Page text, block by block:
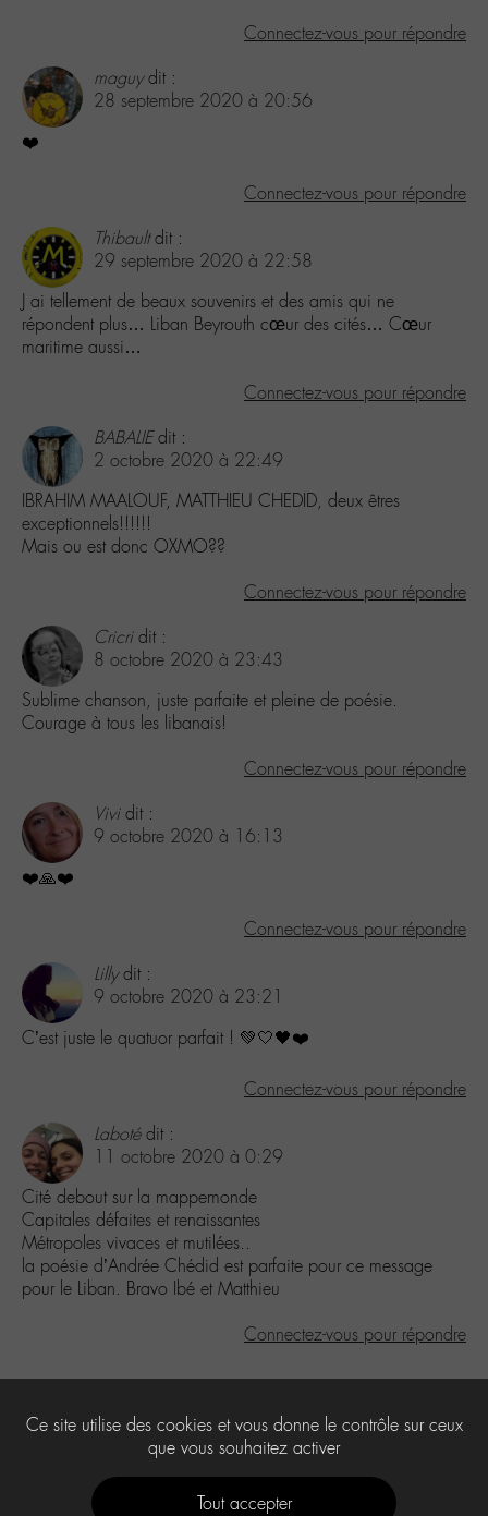
Connectez-vous pour répondre
maguy dit :
28 septembre 2020 à 20:56
❤️
Connectez-vous pour répondre
Thibault dit :
29 septembre 2020 à 22:58
J ai tellement de beaux souvenirs et des amis qui ne
répondent plus… Liban Beyrouth cœur des cités… Cœur
maritime aussi…
Connectez-vous pour répondre
BABALIE dit :
2 octobre 2020 à 22:49
IBRAHIM MAALOUF, MATTHIEU CHEDID, deux êtres
exceptionnels!!!!!!
Mais ou est donc OXMO??
Connectez-vous pour répondre
Cricri dit :
8 octobre 2020 à 23:43
Sublime chanson, juste parfaite et pleine de poésie.
Courage à tous les libanais!
Connectez-vous pour répondre
Vivi dit :
9 octobre 2020 à 16:13
❤️🙏❤️
Connectez-vous pour répondre
Lilly dit :
9 octobre 2020 à 23:21
C’est juste le quatuor parfait ! 💚🤍🖤❤️
Connectez-vous pour répondre
Laboté dit :
11 octobre 2020 à 0:29
Cité debout sur la mappemonde
Capitales défaites et renaissantes
Métropoles vivaces et mutilées..
la poésie d’Andrée Chédid est parfaite pour ce message
pour le Liban. Bravo Ibé et Matthieu
Connectez-vous pour répondre
Vous devezêtre connectépour publier un commentaire.
Ce site utilise des cookies et vous donne le contrôle sur ceux
que vous souhaitez activer
Tout accepter